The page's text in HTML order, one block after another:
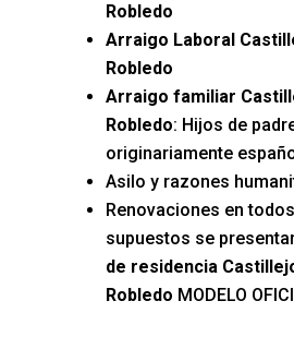
Robledo
Arraigo Laboral
Robledo
Arraigo familiar
Robledo: Hijos de
originariamente
Asilo y razones
Renovaciones en
supuestos se
de residencia
Robledo MODELO